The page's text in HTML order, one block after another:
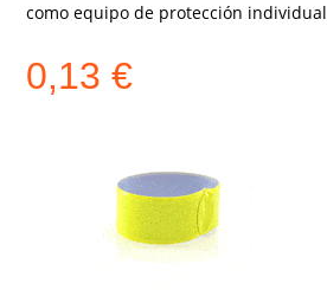
como equipo de protección individual
0,13€